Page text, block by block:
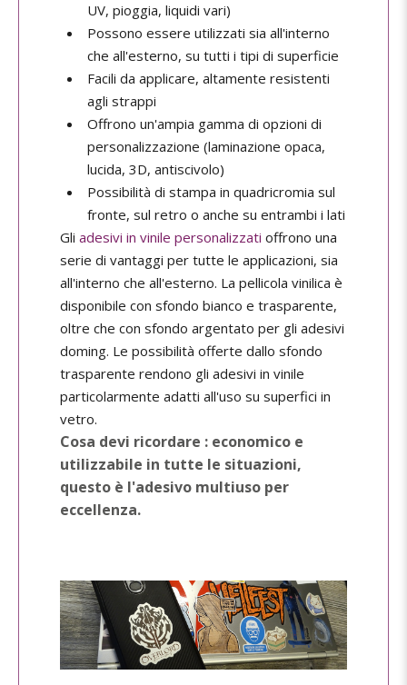
UV, pioggia, liquidi vari)
Possono essere utilizzati sia all'interno
che all'esterno, su tutti i tipi di superficie
Facili da applicare, altamente resistenti
agli strappi
Offrono un'ampia gamma di opzioni di
personalizzazione (laminazione opaca,
lucida, 3D, antiscivolo)
Possibilità di stampa in quadricromia sul
fronte, sul retro o anche su entrambi i lati
Gli adesivi in vinile personalizzati offrono una
serie di vantaggi per tutte le applicazioni, sia
all'interno che all'esterno. La pellicola vinilica è
disponibile con sfondo bianco e trasparente,
oltre che con sfondo argentato per gli adesivi
doming. Le possibilità offerte dallo sfondo
trasparente rendono gli adesivi in vinile
particolarmente adatti all'uso su superfici in
vetro.
Cosa devi ricordare : economico e
utilizzabile in tutte le situazioni,
questo è l'adesivo multiuso per
eccellenza.